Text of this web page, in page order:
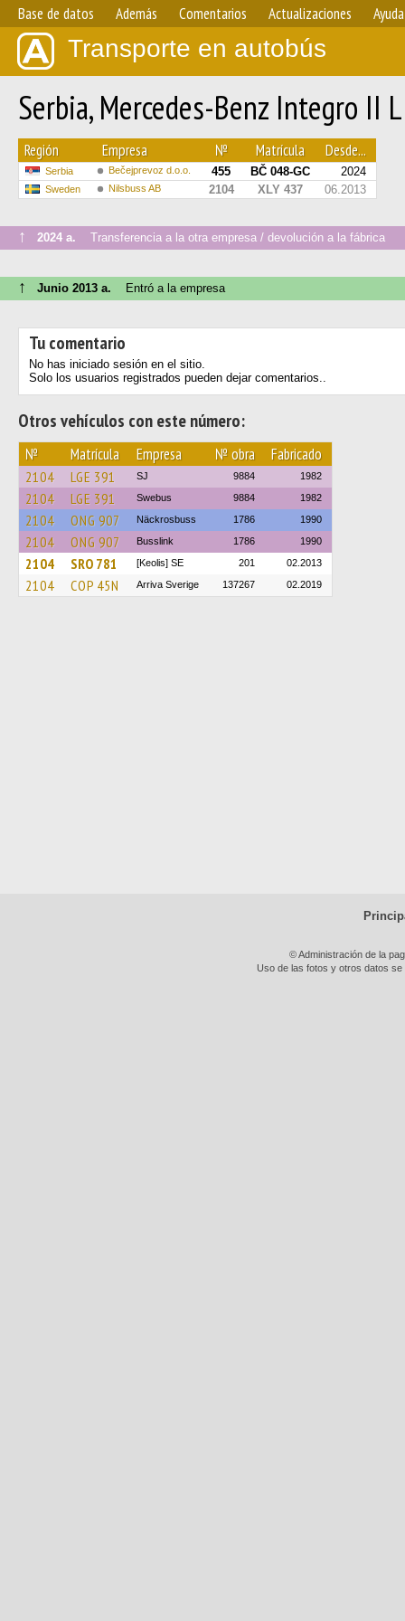
Base de datos Además Comentarios Actualizaciones Ayuda
Transporte en autobús
Serbia, Mercedes-Benz Integro II
Región Empresa № Matrícula Desde...
Serbia Bečejprevoz d.o.o. 455 BČ 048-GC 2024
Sweden Nilsbuss AB 2104 XLY 437 06.2013
↑ 2024 a. Transferencia a la otra empresa / devolución a la fábrica
↑ Junio 2013 a. Entró a la empresa
Tu comentario
No has iniciado sesión en el sitio.
Solo los usuarios registrados pueden dejar comentarios..
Otros vehículos con este número:
№ Matrícula Empresa № obra Fabricado
2104 LGE 391 SJ 9884 1982
2104 LGE 391 Swebus 9884 1982
2104 ONG 907 Näckrosbuss 1786 1990
2104 ONG 907 Busslink 1786 1990
2104 SRO 781 [Keolis] SE 201 02.2013
2104 COP 45N Arriva Sverige 137267 02.2019
© Administración de la
Uso de las fotos y otros datos